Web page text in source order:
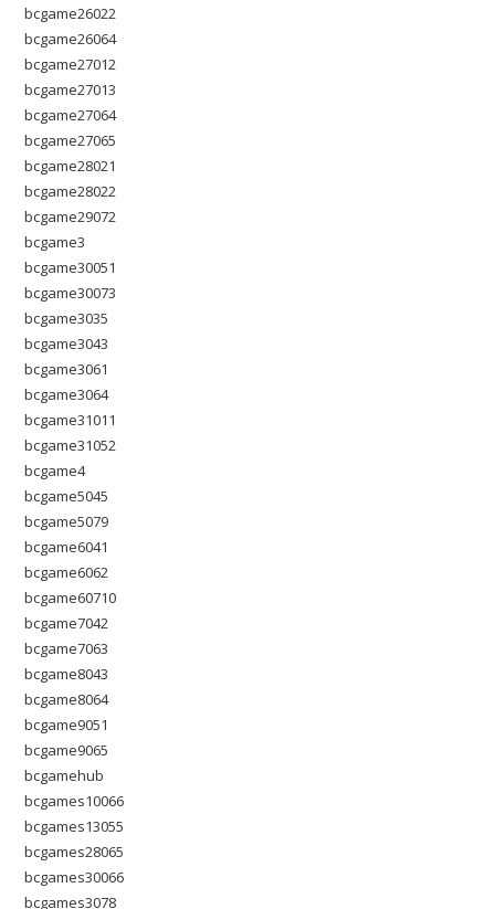
bcgame26022
bcgame26064
bcgame27012
bcgame27013
bcgame27064
bcgame27065
bcgame28021
bcgame28022
bcgame29072
bcgame3
bcgame30051
bcgame30073
bcgame3035
bcgame3043
bcgame3061
bcgame3064
bcgame31011
bcgame31052
bcgame4
bcgame5045
bcgame5079
bcgame6041
bcgame6062
bcgame60710
bcgame7042
bcgame7063
bcgame8043
bcgame8064
bcgame9051
bcgame9065
bcgamehub
bcgames10066
bcgames13055
bcgames28065
bcgames30066
bcgames3078